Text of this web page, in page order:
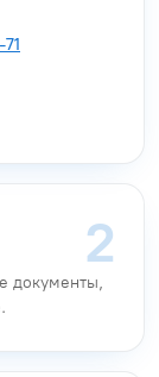
документы,